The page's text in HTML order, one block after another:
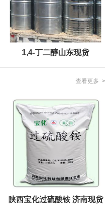
1,4-丁二醇山东现货
查看更多 >
陕西宝化过硫酸铵 济南现货